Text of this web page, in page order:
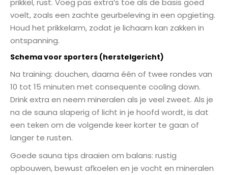
prikkel, rust. Voeg pas extra’s toe als de basis goed
voelt, zoals een zachte geurbeleving in een opgieting.
Houd het prikkelarm, zodat je lichaam kan zakken in
ontspanning.
Schema voor sporters (herstelgericht)
Na training: douchen, daarna één of twee rondes van
10 tot 15 minuten met consequente cooling down.
Drink extra en neem mineralen als je veel zweet. Als je
na de sauna slaperig of licht in je hoofd wordt, is dat
een teken om de volgende keer korter te gaan of
langer te rusten.
Goede sauna tips draaien om balans: rustig
opbouwen, bewust afkoelen en je vocht en mineralen